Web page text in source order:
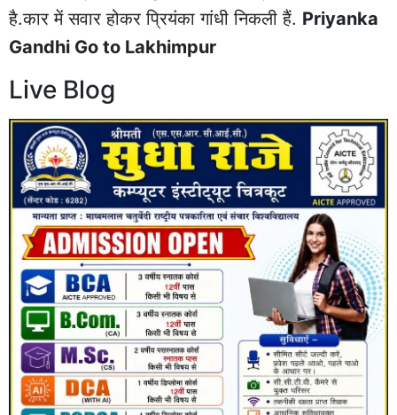
है.कार में सवार होकर प्रियंका गांधी निकली हैं. Priyanka
Gandhi Go to Lakhimpur
Live Blog